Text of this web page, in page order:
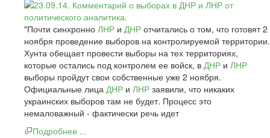
"Почти синхронно ЛНР и ДНР отчитались о том, что готовят 2
ноября проведение выборов на контролируемой территории.
Хунта обещает провести выборы на тех территориях,
которые остались под контролем ее войск, в ДНР и ЛНР
выборы пройдут свои собственные уже 2 ноября.
Официальные лица ДНР и ЛНР заявили, что никаких
украинских выборов там не будет. Процесс это
немаловажный - фактически речь идет
Подробнее ...